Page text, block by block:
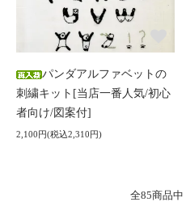
パンダアルファベットの
刺繍キット[当店一番人気/初心
者向け/図案付]
2,100円(税込2,310円)
全85商品中